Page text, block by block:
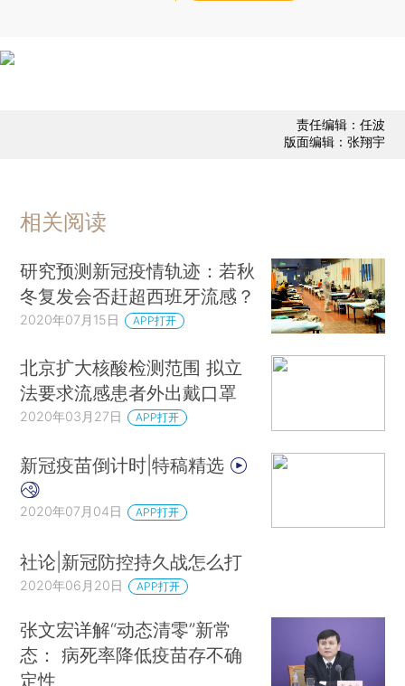
责任编辑：任波
版面编辑：张翔宇
相关阅读
研究预测新冠疫情轨迹：若秋
冬复发会否赶超西班牙流感？
2020年07月15日 APP打开
北京扩大核酸检测范围 拟立
法要求流感患者外出戴口罩
2020年03月27日 APP打开
新冠疫苗倒计时|特稿精选
2020年07月04日 APP打开
社论|新冠防控持久战怎么打
2020年06月20日 APP打开
张文宏详解“动态清零”新常
态： 病死率降低疫苗存不确
定性